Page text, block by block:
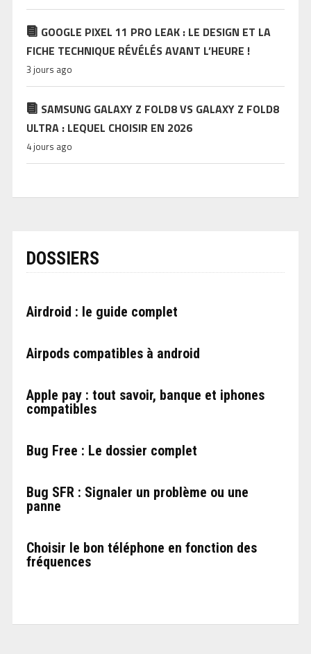
GOOGLE PIXEL 11 PRO LEAK : LE DESIGN ET LA
FICHE TECHNIQUE RÉVÉLÉS AVANT L’HEURE !
3 jours ago
SAMSUNG GALAXY Z FOLD8 VS GALAXY Z FOLD8
ULTRA : LEQUEL CHOISIR EN 2026
4 jours ago
DOSSIERS
Airdroid : le guide complet
Airpods compatibles à android
Apple pay : tout savoir, banque et iphones
compatibles
Bug Free : Le dossier complet
Bug SFR : Signaler un problème ou une
panne
Choisir le bon téléphone en fonction des
fréquences